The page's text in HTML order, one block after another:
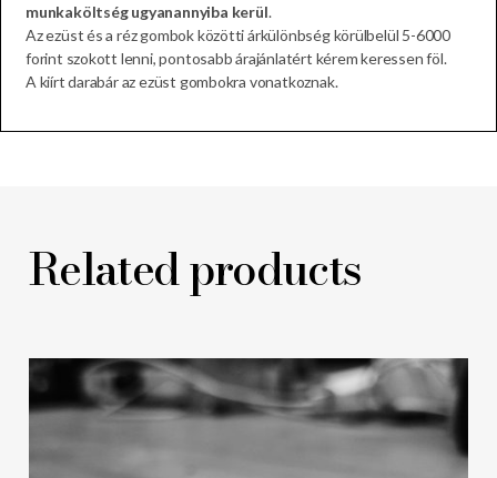
munkaköltség ugyanannyiba kerül.
Az ezüst és a réz gombok közötti árkülönbség körülbelül 5-6000
forint szokott lenni, pontosabb árajánlatért kérem keressen föl.
A kiírt darabár az ezüst gombokra vonatkoznak.
Related products